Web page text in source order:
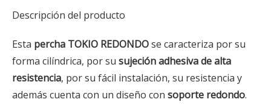
Descripción del producto
Esta percha TOKIO REDONDOse caracteriza por su
forma cilíndrica, por su sujeción adhesiva de alta
resistencia, por su fácil instalación, su resistencia y
además cuenta con un diseño con soporte redondo.